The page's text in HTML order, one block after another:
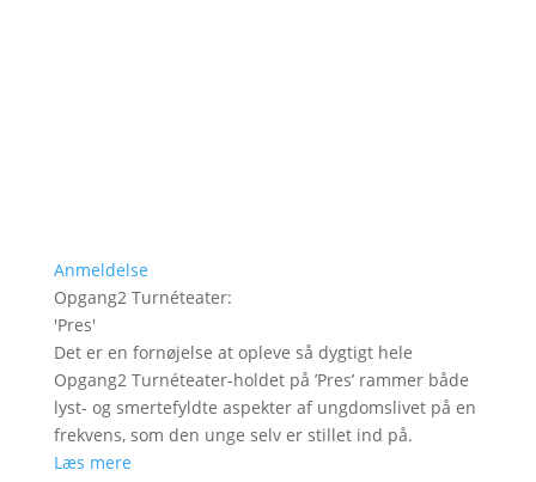
Anmeldelse
Opgang2 Turnéteater:
'Pres'
Det er en fornøjelse at opleve så dygtigt hele
Opgang2 Turnéteater-holdet på ’Pres’ rammer både
lyst- og smertefyldte aspekter af ungdomslivet på en
frekvens, som den unge selv er stillet ind på.
Læs mere